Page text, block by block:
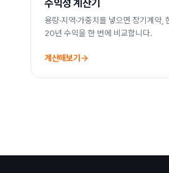
수익성 계산기
용량·지역·가중치를 넣으면 장기계약,
20년 수익을 한 번에 비교합니다.
계산해보기